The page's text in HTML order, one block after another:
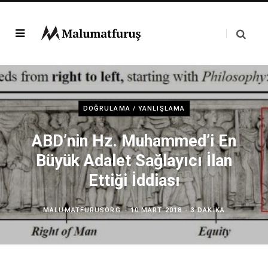
DOĞRULAMA / YANLIŞLAMA
ABD’nin Hz. Muhammed’i En
Büyük Adalet Sağlayıcı İlan
Ettiği İddiası
MALUMATFURUSORG 10 MART 2018 3 DAKIKA